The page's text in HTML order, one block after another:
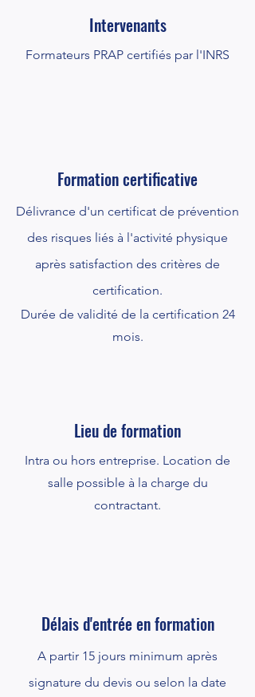
Intervenants
Formateurs PRAP certifiés par l'INRS
Formation certificative
Délivrance d'un certificat de prévention
des risques liés à l'activité physique
après satisfaction des critères de
certification.
Durée de validité de la certification 24
mois.
Lieu de formation
Intra ou hors entreprise. Location de
salle possible à la charge du
contractant.
Délais d'entrée en formation
A partir 15 jours minimum après
signature du devis ou selon la date